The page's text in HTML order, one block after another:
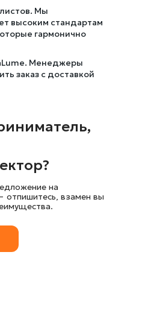
Мы
высоким стандартам
гармонично
Менеджеры
заказ с доставкой
на
отпишитесь, взамен вы